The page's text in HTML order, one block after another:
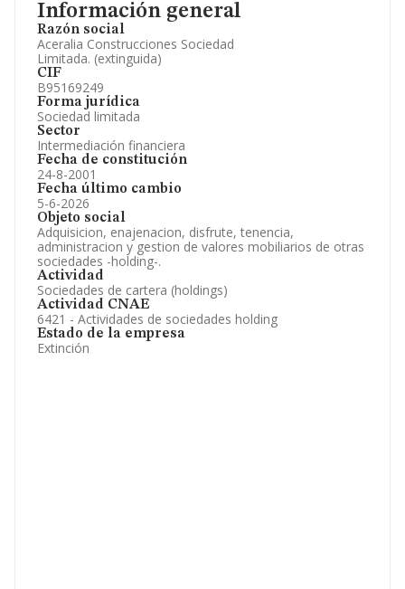
Información general
Razón social
Aceralia Construcciones Sociedad
Limitada. (extinguida)
CIF
B95169249
Forma jurídica
Sociedad limitada
Sector
Intermediación financiera
Fecha de constitución
24-8-2001
Fecha último cambio
5-6-2026
Objeto social
Adquisicion, enajenacion, disfrute, tenencia,
administracion y gestion de valores mobiliarios de otras
sociedades -holding-.
Actividad
Sociedades de cartera (holdings)
Actividad CNAE
6421 - Actividades de sociedades holding
Estado de la empresa
Extinción
Artículos de prensa publicados sobre la empresa.
Información oficial y registral complementaria.